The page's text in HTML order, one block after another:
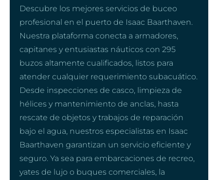
Descubre los mejores servicios de buceo
profesional en el puerto de Isaac Baarthaven.
Nuestra plataforma conecta a armadores,
capitanes y entusiastas náuticos con 295
buzos altamente cualificados, listos para
atender cualquier requerimiento subacuático.
Desde inspecciones de casco, limpieza de
hélices y mantenimiento de anclas, hasta
rescate de objetos y trabajos de reparación
bajo el agua, nuestros especialistas en Isaac
Baarthaven garantizan un servicio eficiente y
seguro. Ya sea para embarcaciones de recreo,
yates de lujo o buques comerciales, la